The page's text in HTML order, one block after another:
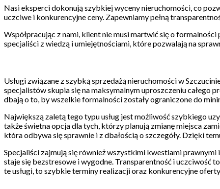
Nasi eksperci dokonują szybkiej wyceny nieruchomości, co
uczciwe i konkurencyjne ceny. Zapewniamy pełną
Współpracując z nami, klient nie musi martwić się o
specjaliści z wiedzą i umiejętnościami, które pozwalają na
Usługi związane z szybką sprzedażą nieruchomości w
specjalistów skupia się na maksymalnym uproszczeniu całego
dbają o to, by wszelkie formalności zostały ograniczone do
Największą zaletą tego typu usług jest możliwość szybkiego
także świetna opcja dla tych, którzy planują zmianę miejsca
która odbywa się sprawnie i z dbałością o szczegóły. Dzięki
Specjaliści zajmują się również wszystkimi kwestiami
staje się bezstresowe i wygodne. Transparentność i uczciwość
te usługi, to szybkie terminy realizacji oraz konkurencyjne